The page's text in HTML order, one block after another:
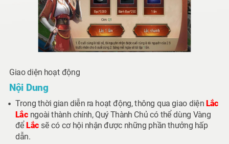
Giao diện hoạt động
Nội Dung
Trong thời gian diễn ra hoạt động, thông qua giao diện Lắc
Lắcngoài thành chính, Quý Thành Chủ có thể dùng Vàng
để Lắc sẽ có cơ hội nhận được những phần thưởng hấp
dẫn.